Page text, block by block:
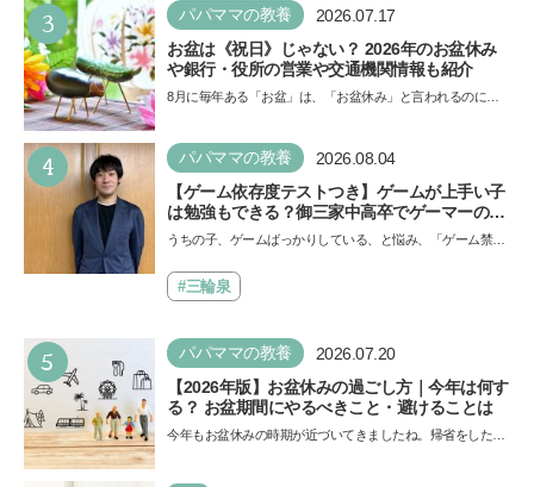
3 パパママの教養 2026.07.17
お盆は《祝日》じゃない？ 2026年のお盆休み
や銀行・役所の営業や交通機関情報も紹介
8月に毎年ある「お盆」は、「お盆休み」と言われるのに祝
盆…
4 パパママの教養 2026.08.04
【ゲーム依存度テストつき】ゲームが上手い子
は勉強もできる？御三家中高卒でゲーマーの医
師・阿部智史さんが教えるゲームしながら受験
で勝つためのメソッド
うちの子、ゲームばっかりしている、と悩み、「ゲーム禁
も…#三輪泉
5 パパママの教養 2026.07.20
【2026年版】お盆休みの過ごし方｜今年は何す
る？ お盆期間にやるべきこと・避けることは
今年もお盆休みの時期が近づいてきましたね。帰省をした